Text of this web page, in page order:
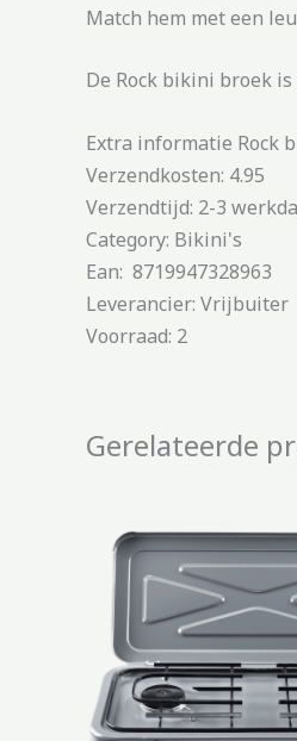
Match hem met een
De Rock bikini broek
Extra informatie Rock
Verzendkosten: 4.95
Verzendtijd: 2-3
Category: Bikini's
Ean: 8719947328963
Leverancier: Vrijbuiter
Voorraad: 2
Gerelateerde